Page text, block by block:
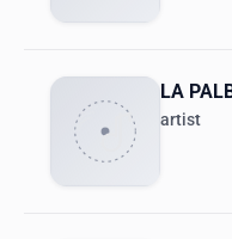
LA
artist